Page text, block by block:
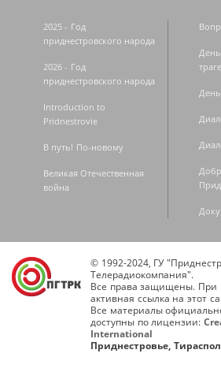
2025 - Год
приднестровского народа
2026 - Год
приднестровского народа
Introduction to
Pridnestrovie
В путь! По-новому
Великая Отечественная
война
© 1992-2024, ГУ
Телерадиокомпания".
Все права защищены. При
активная ссылка на этот
Все материалы
доступны по лицензии:
International
Приднестровье,